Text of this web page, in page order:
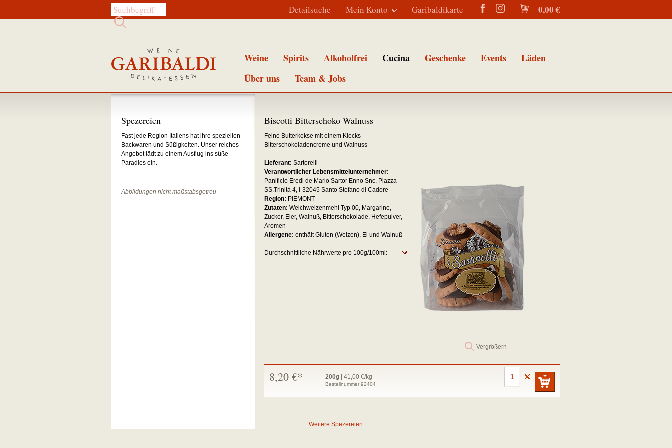
Diese Website durchsuchen: 0,00 €
Garibaldikarte
Mein Konto
Detailsuche
Weine Spirits Alkoholfrei Cucina Geschenke Events
Läden
Über uns
Team & Jobs
Vergrößern
Biscotti Bitterschoko Walnuss
Feine Butterkekse mit einem Klecks
Bitterschokoladencreme und Walnuss
Lieferant: Sartorelli
Verantwortlicher Lebensmittelunternehmer:
Panificio Eredi de Mario Sartor Enno Snc, Piazza
SS.Trinità 4, I-32045 Santo Stefano di Cadore
Region: PIEMONT
Zutaten: Weichweizenmehl Typ 00, Margarine,
Zucker, Eier, Walnuß, Bitterschokolade, Hefepulver,
Aromen
Allergene: enthält Gluten (Weizen), Ei und Walnuß
Durchschnittliche Nährwerte pro 100g/100ml:
8,20 €* 200g | 41,00 €/kg
Bestellnummer 92404
Spezereien
Fast jede Region Italiens hat ihre speziellen
Backwaren und Süßigkei­ten. Unser reiches
Angebot lädt zu einem Ausflug ins süße
Paradies ein.
Abbildungen nicht maßstabsgetreu
Weitere Spezereien